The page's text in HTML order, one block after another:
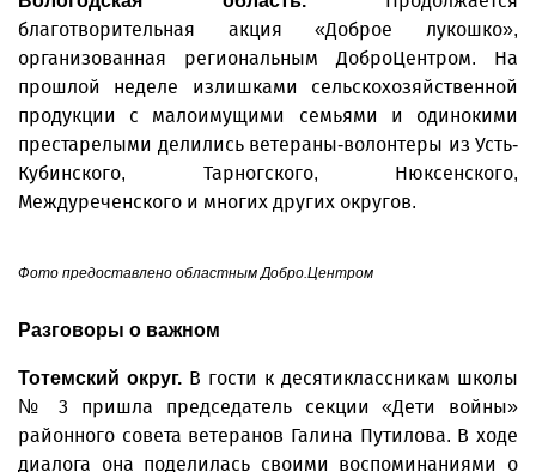
благотворительная акция «Доброе лукошко»,
организованная региональным ДоброЦентром. На
прошлой неделе излишками сельскохозяйственной
продукции с малоимущими семьями и одинокими
престарелыми делились ветераны-волонтеры из Усть-
Кубинского, Тарногского, Нюксенского,
Междуреченского и многих других округов.
Фото предоставлено областным Добро.Центром
Разговоры о важном
Тотемский округ. В гости к десятиклассникам школы
№ 3 пришла председатель секции «Дети войны»
районного совета ветеранов Галина Путилова. В ходе
диалога она поделилась своими воспоминаниями о